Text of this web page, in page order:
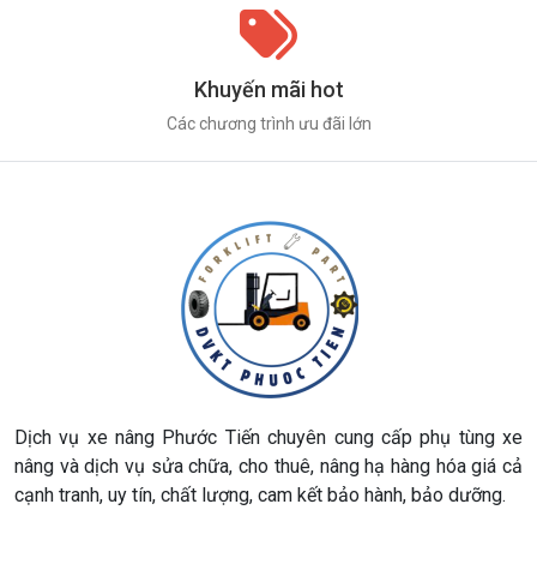
Khuyến mãi hot
Các chương trình ưu đãi lớn
Dịch vụ xe nâng Phước Tiến chuyên cung cấp phụ tùng xe
nâng và dịch vụ sửa chữa, cho thuê, nâng hạ hàng hóa giá cả
cạnh tranh, uy tín, chất lượng, cam kết bảo hành, bảo dưỡng.